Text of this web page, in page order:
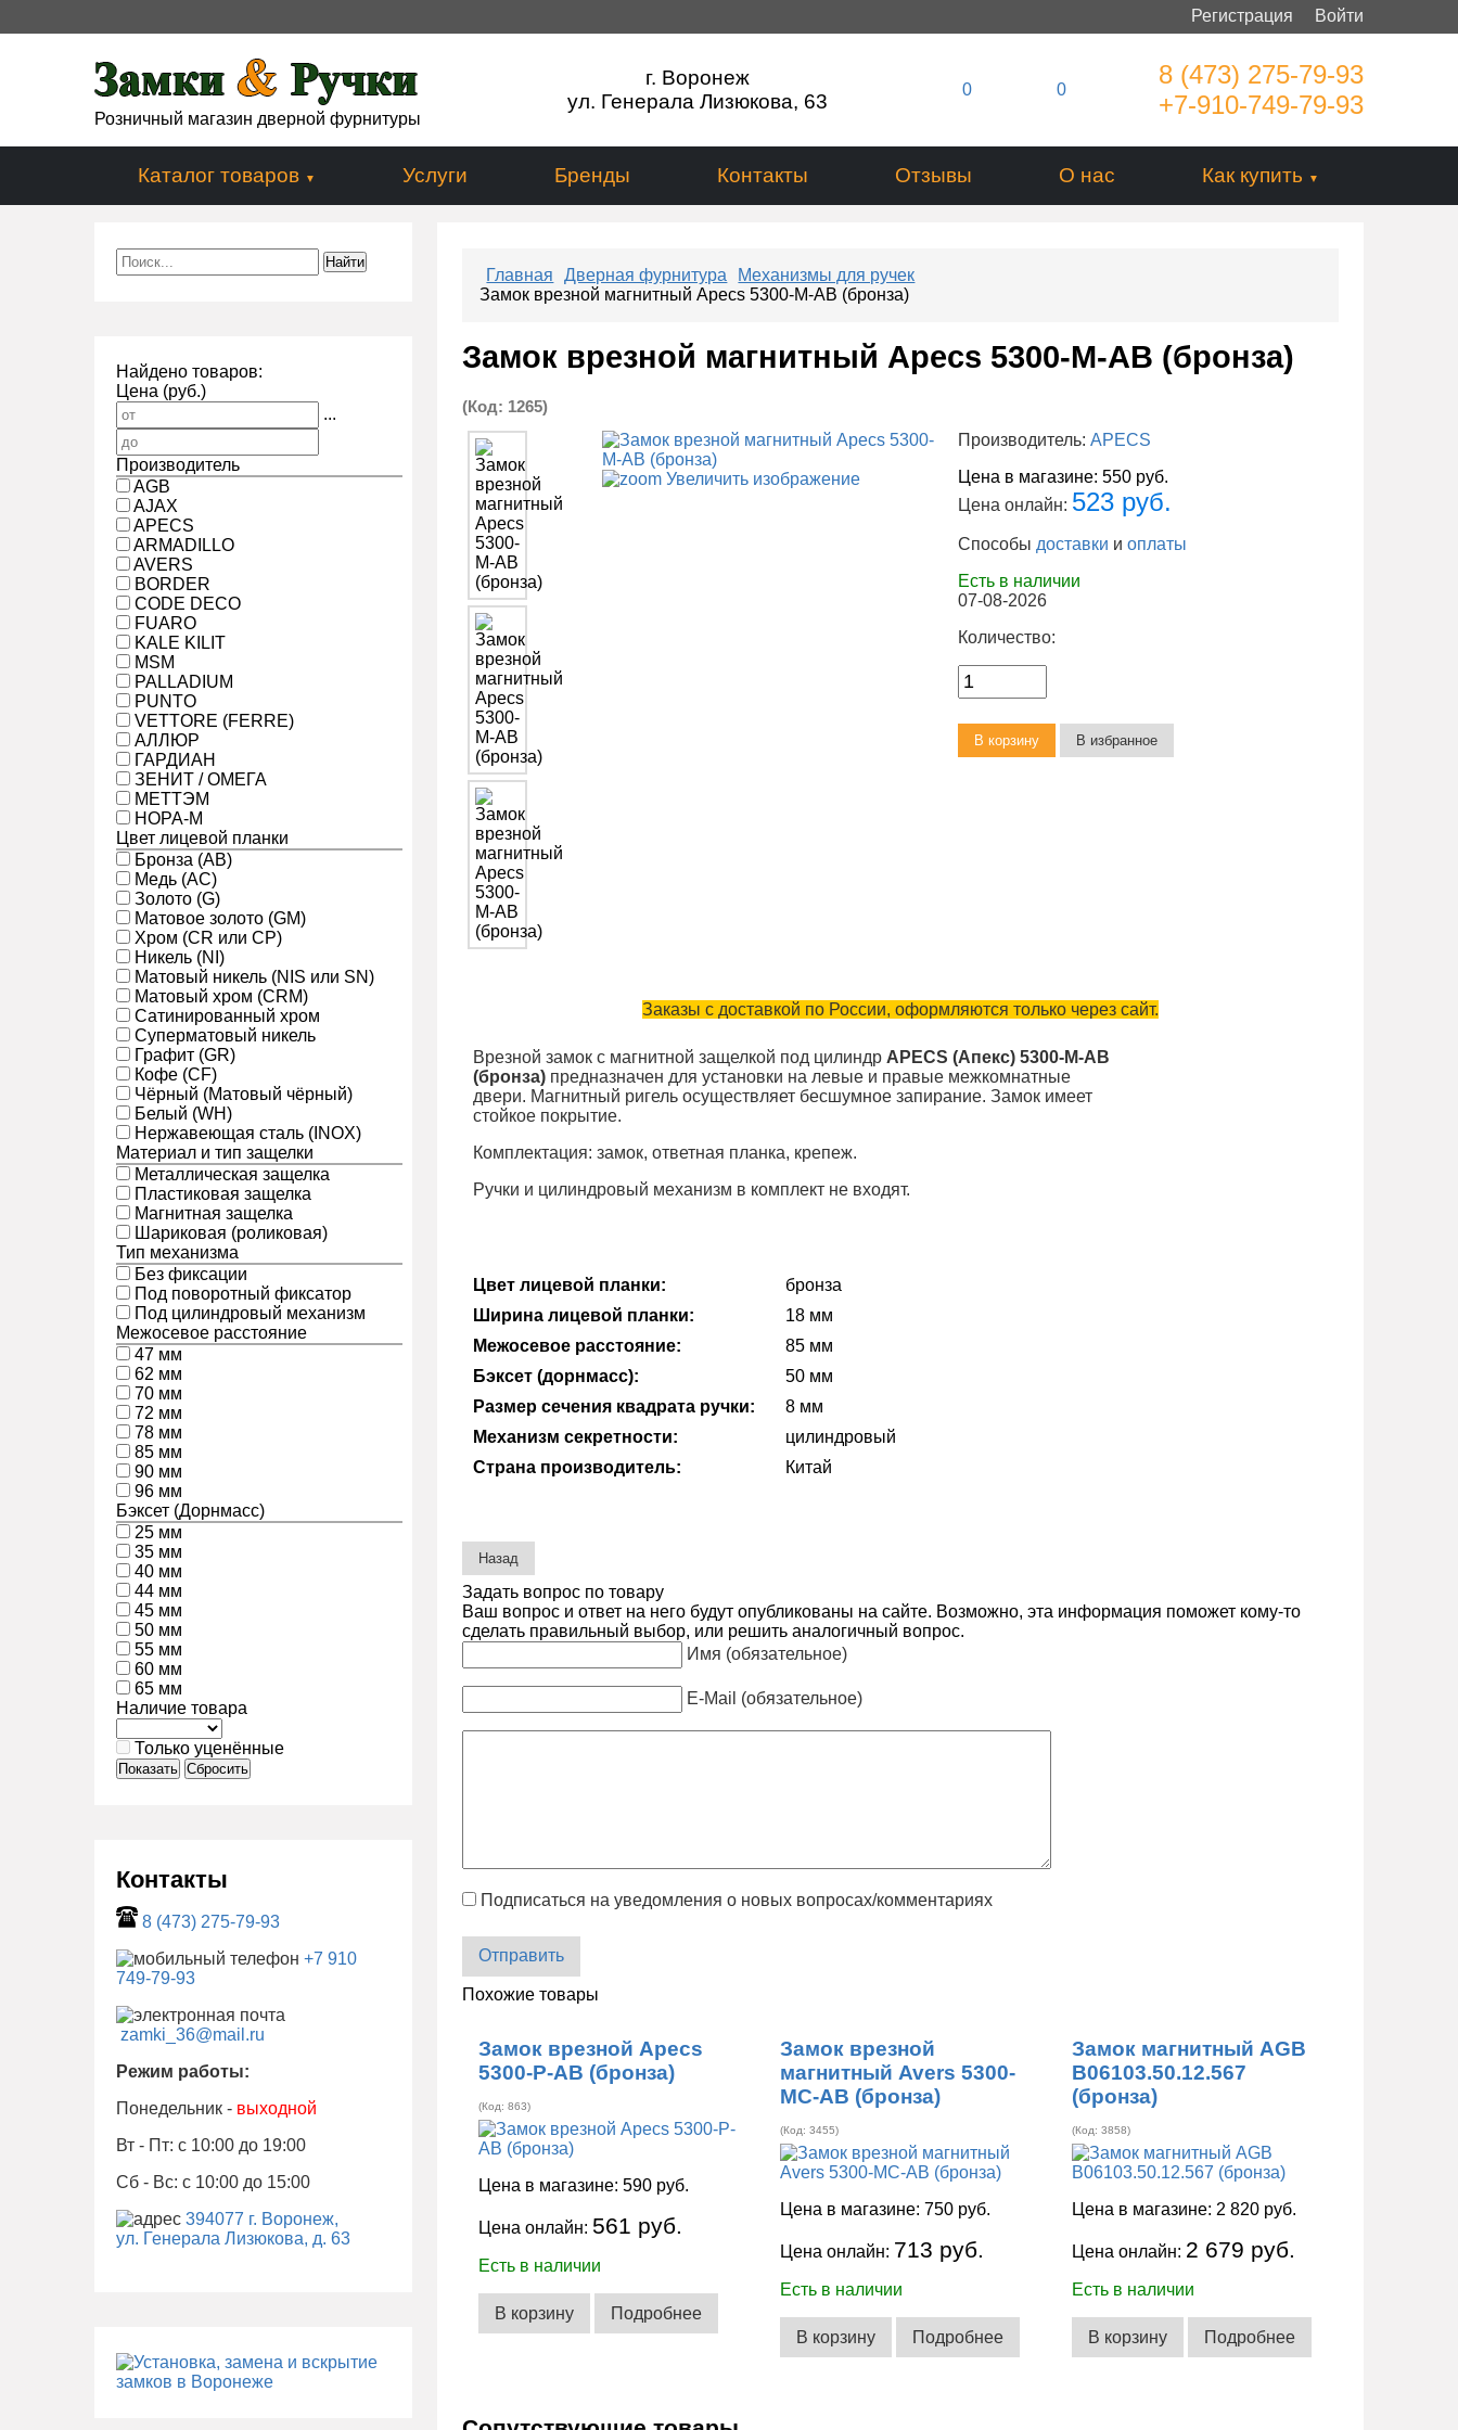
Войти
Регистрация
Розничный магазин дверной фурнитуры
г. Воронеж
ул. Генерала Лизюкова, 63
0 0
8 (473) 275-79-93
+7-910-749-79-93
Каталог товаров Услуги Бренды Контакты Отзывы О нас Как купить
Найдено товаров:
Цена (руб.)
...
Производитель
AGB
AJAX
APECS
ARMADILLO
AVERS
BORDER
CODE DECO
FUARO
KALE KILIT
MSM
PALLADIUM
PUNTO
VETTORE (FERRE)
АЛЛЮР
ГАРДИАН
ЗЕНИТ / ОМЕГА
МЕТТЭМ
НОРА-М
Цвет лицевой планки
Бронза (AB)
Медь (AC)
Золото (G)
Матовое золото (GM)
Хром (CR или CP)
Никель (NI)
Матовый никель (NIS или SN)
Матовый хром (CRM)
Сатинированный хром
Суперматовый никель
Графит (GR)
Кофе (CF)
Чёрный (Матовый чёрный)
Белый (WH)
Нержавеющая сталь (INOX)
Материал и тип защелки
Металлическая защелка
Пластиковая защелка
Магнитная защелка
Шариковая (роликовая)
Тип механизма
Без фиксации
Под поворотный фиксатор
Под цилиндровый механизм
Межосевое расстояние
47 мм
62 мм
70 мм
72 мм
78 мм
85 мм
90 мм
96 мм
Бэксет (Дорнмасс)
25 мм
35 мм
40 мм
44 мм
45 мм
50 мм
55 мм
60 мм
65 мм
Наличие товара
Только уценённые
Показать Сбросить
Контакты
8 (473) 275-79-93
+7 910
749-79-93
zamki_36@mail.ru
Режим работы:
Понедельник - выходной
Вт - Пт: с 10:00 до 19:00
Сб - Вс: с 10:00 до 15:00
394077 г. Воронеж,
ул. Генерала Лизюкова, д. 63
Главная Дверная фурнитура
Механизмы для ручек
Замок врезной магнитный Apecs 5300-M-AB (бронза)
Замок врезной магнитный Apecs 5300-M-AB (бронза)
(Код: 1265)
Увеличить изображение
Производитель:APECS
Цена в магазине:550 руб.
Цена онлайн: 523 руб.
Способы доставки иоплаты
Есть в наличии
07-08-2026
Количество:
Заказы с доставкой по России, оформляются только через сайт.
Врезной замок с магнитной защелкой под цилиндр APECS (Апекс) 5300-M-AB
(бронза) предназначен для установки на левые и правые межкомнатные
двери. Магнитный ригель осуществляет бесшумное запирание. Замок имеет
стойкое покрытие.
Комплектация: замок, ответная планка, крепеж.
Ручки и цилиндровый механизм в комплект не входят.
Цвет лицевой планки:
бронза
Ширина лицевой планки:
18 мм
Межосевое расстояние:
85 мм
Бэксет (дорнмасс):
50 мм
Размер сечения квадрата ручки:
8 мм
Механизм секретности:
цилиндровый
Страна производитель:
Китай
Задать вопрос по товару
Ваш вопрос и ответ на него будут опубликованы на сайте. Возможно, эта информация поможет кому-то
сделать правильный выбор, или решить аналогичный вопрос.
Имя (обязательное)
E-Mail (обязательное)
Подписаться на уведомления о новых вопросах/комментариях
Отправить
Похожие товары
Замок врезной Apecs
5300-P-AB (бронза)
(Код: 863)
Цена в магазине: 590 руб.
Цена онлайн: 561 руб.
Есть в наличии
В корзину Подробнее
Замок врезной
магнитный Avers 5300-
MC-AB (бронза)
(Код:3455)
Цена в магазине:750 руб.
Цена онлайн: 713 руб.
Есть в наличии
В корзину Подробнее
Замок магнитный AGB
B06103.50.12.567
(бронза)
(Код:3858)
Цена в магазине: 2 820 руб.
Цена онлайн: 2 679 руб.
Есть в наличии
В корзину Подробнее